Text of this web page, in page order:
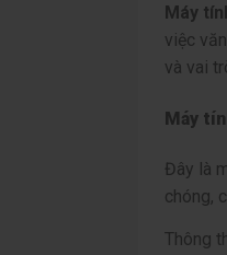
Máy
việc
và vai
Máy
Đây là
chóng,
Thông